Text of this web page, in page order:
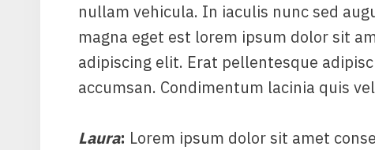
nullam vehicula. In iaculis nunc sed
magna eget est lorem ipsum dolor sit
adipiscing elit. Erat pellentesque
accumsan. Condimentum lacinia quis
Laura: Lorem ipsum dolor sit amet